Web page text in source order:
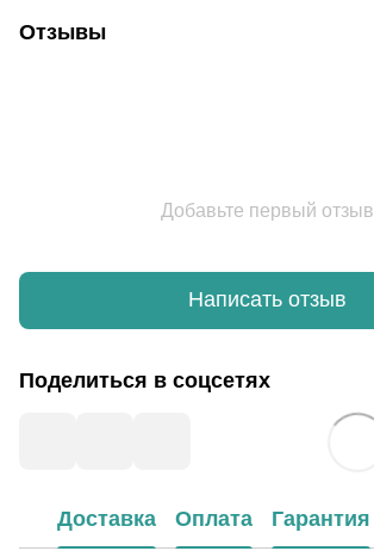
Отзывы
Добавьте первый отзыв
Написать отзыв
Поделиться в соцсетях
Доставка Оплата Гарантия